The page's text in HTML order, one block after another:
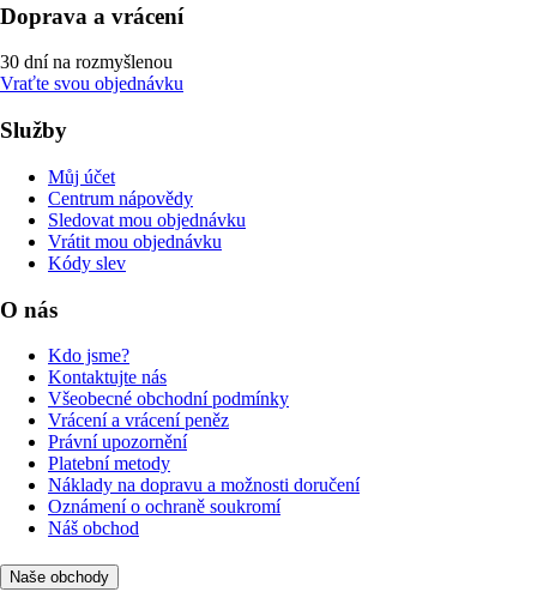
Doprava a vrácení
30 dní na rozmyšlenou
Vraťte svou objednávku
Služby
Můj účet
Centrum nápovědy
Sledovat mou objednávku
Vrátit mou objednávku
Kódy slev
O nás
Kdo jsme?
Kontaktujte nás
Všeobecné obchodní podmínky
Vrácení a vrácení peněz
Právní upozornění
Platební metody
Náklady na dopravu a možnosti doručení
Oznámení o ochraně soukromí
Náš obchod
Naše obchody